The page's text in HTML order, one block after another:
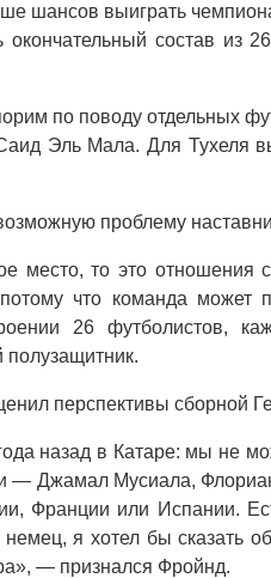
шансов выиграть
состав из
по поводу отдельных
Эль Мала. Для Тухеля
проблему
место, то это отношения
что команда может
26 футболистов,
перспективы сборной
назад в Катаре: мы не
— Джамал Мусиала,
Франции или Испании.
я хотел бы сказать
— признался Фройнд.